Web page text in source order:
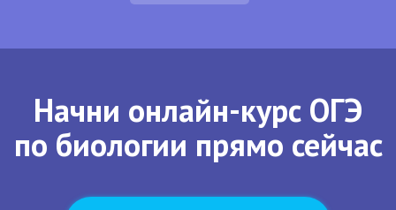
Начни онлайн-курс ОГЭ
по биологии прямо сейчас